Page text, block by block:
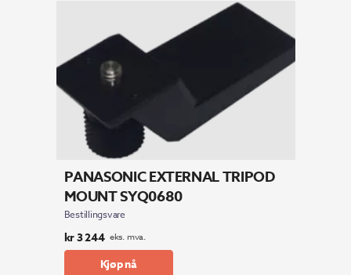
PANASONIC EXTERNAL TRIPOD
MOUNT SYQ0680
Bestillingsvare
kr3 244 eks. mva.
Kjøp nå